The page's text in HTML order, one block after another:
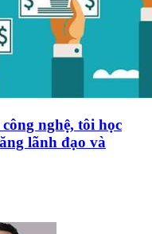
nghệ, tôi học
lãnh đạo và